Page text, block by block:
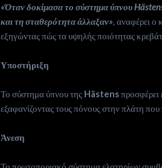
«Όταν δοκίμασα το σύστημα ύπνου
και τη σταθερότητα άλλαξαν»,αναφέρει ο
εξηγώντας πώς τα υψηλής ποιότητας
Υποστήριξη
Το σύστημα ύπνου της Hästensπροσφέρει
εξαφανίζοντας τους πόνους στην πλάτη
Άνεση